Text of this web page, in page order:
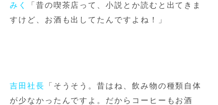
みく
「昔の喫茶店って、小説とか読むと出てきま
すけど、お酒も出してたんですよね！」
吉田社長 「そうそう。昔はね、飲み物の種類自体
が少なかったんですよ。だからコーヒーもお酒